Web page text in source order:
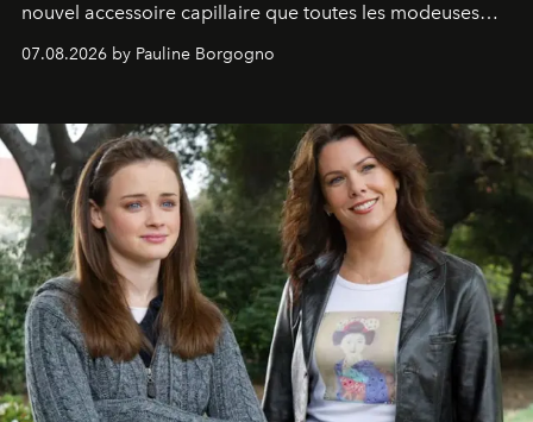
nouvel accessoire capillaire que toutes les modeuses
s'arrachent déjà.
07.08.2026 by Pauline Borgogno